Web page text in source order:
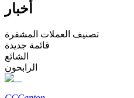
كن متداول نسخ
وعمولات نسخ التداول
أخبار
تصنيف العملات المشفرة
قائمة جديدة
الشائع
الرابحون